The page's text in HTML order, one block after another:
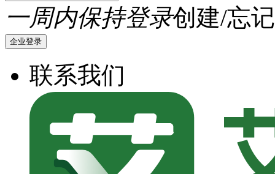
一周内保持登录创建/忘
企业登录
联系我们